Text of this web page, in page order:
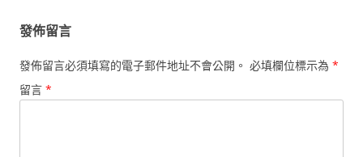
發佈留言
發佈留言必須填寫的電子郵件地址不會公開。 必填欄位標示為 *
留言 *